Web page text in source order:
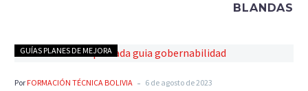
BLANDAS
GUÍAS PLANES DE MEJORA
Por FORMACIÓN TÉCNICA BOLIVIA - 6 de agosto de 2023